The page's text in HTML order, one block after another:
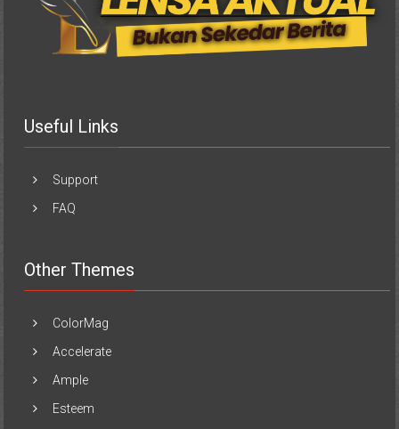
Useful Links
Support
FAQ
Other Themes
ColorMag
Accelerate
Ample
Esteem